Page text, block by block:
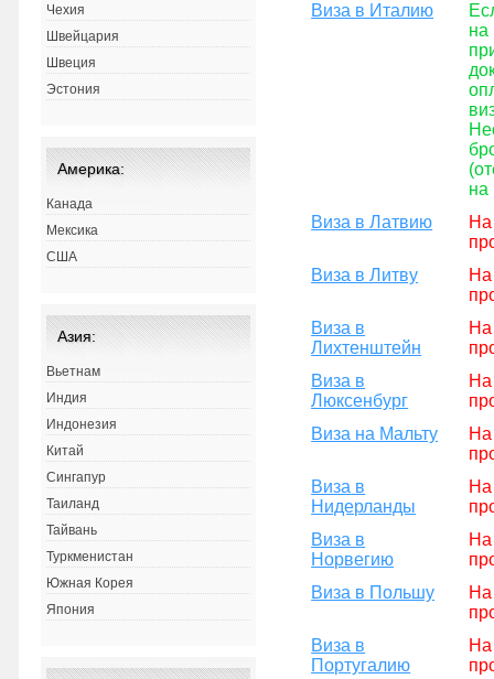
Виза в Италию
на
на
Виза в Латвию
На
Виза в Литву
На
Виза в
Лихтенштейн
На
Виза в
Люксенбург
На
Виза на Мальту
На
Виза в
Нидерланды
На
Виза в
Норвегию
На
Виза в Польшу
На
Виза в
Португалию
На
Чехия
Швейцария
Швеция
Эстония
Америка:
Канада
Мексика
США
Азия:
Вьетнам
Индия
Индонезия
Китай
Сингапур
Таиланд
Тайвань
Туркменистан
Южная Корея
Япония